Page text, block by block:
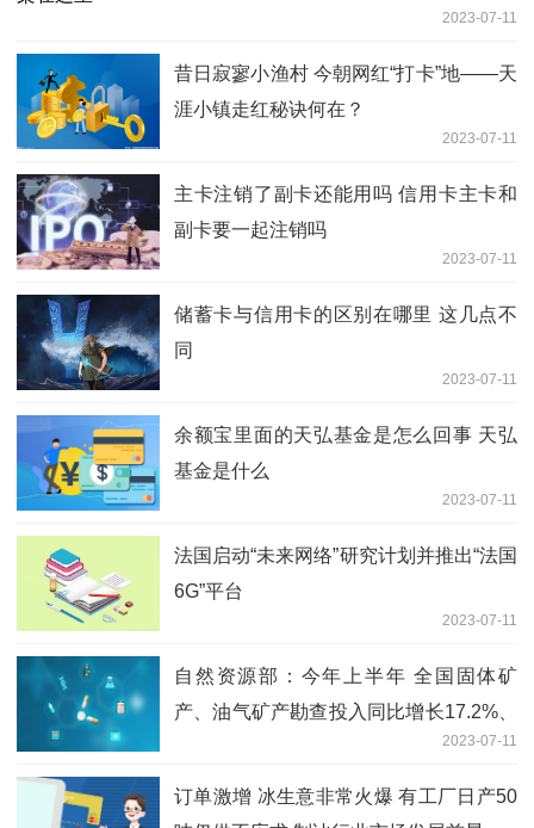
2023-07-11
昔日寂寥小渔村 今朝网红“打卡”地——天
涯小镇走红秘诀何在？
2023-07-11
主卡注销了副卡还能用吗 信用卡主卡和
副卡要一起注销吗
2023-07-11
储蓄卡与信用卡的区别在哪里 这几点不
同
2023-07-11
余额宝里面的天弘基金是怎么回事 天弘
基金是什么
2023-07-11
法国启动“未来网络”研究计划并推出“法国
6G”平台
2023-07-11
自然资源部：今年上半年 全国固体矿
产、油气矿产勘查投入同比增长17.2%、
2023-07-11
订单激增 冰生意非常火爆 有工厂日产50